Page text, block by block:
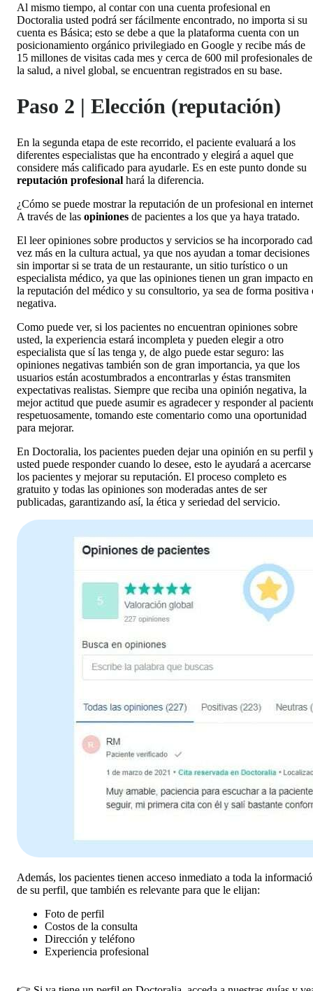
Al mismo tiempo, al contar con una cuenta profesional en
Doctoralia usted podrá ser fácilmente encontrado, no importa si su
cuenta es Básica; esto se debe a que la plataforma cuenta con un
posicionamiento orgánico privilegiado en Google y recibe más de
15 millones de visitas cada mes y cerca de 600 mil profesionales de
la salud, a nivel global, se encuentran registrados en su base.
Paso 2 | Elección (reputación)
En la segunda etapa de este recorrido, el paciente evaluará a los
diferentes especialistas que ha encontrado y elegirá a aquel que
considere más calificado para ayudarle. Es en este punto donde su
reputación profesional hará la diferencia.
¿Cómo se puede mostrar la reputación de un profesional en
A través de las opiniones de pacientes a los que ya haya tratado.
El leer opiniones sobre productos y servicios se ha incorporado
vez más en la cultura actual, ya que nos ayudan a tomar decisiones
sin importar si se trata de un restaurante, un sitio turístico o un
especialista médico, ya que las opiniones tienen un gran impacto en
la reputación del médico y su consultorio, ya sea de forma positiva
negativa.
Como puede ver, si los pacientes no encuentran opiniones sobre
usted, la experiencia estará incompleta y pueden elegir a otro
especialista que sí las tenga y, de algo puede estar seguro: las
opiniones negativas también son de gran importancia, ya que los
usuarios están acostumbrados a encontrarlas y éstas transmiten
expectativas realistas. Siempre que reciba una opinión negativa, la
mejor actitud que puede asumir es agradecer y responder al
respetuosamente, tomando este comentario como una oportunidad
para mejorar.
En Doctoralia, los pacientes pueden dejar una opinión en su perfil
usted puede responder cuando lo desee, esto le ayudará a acercarse
los pacientes y mejorar su reputación. El proceso completo es
gratuito y todas las opiniones son moderadas antes de ser
publicadas, garantizando así, la ética y seriedad del servicio.
Además, los pacientes tienen acceso inmediato a toda la
de su perfil, que también es relevante para que le elijan:
Foto de perfil
Costos de la consulta
Dirección y teléfono
Experiencia profesional